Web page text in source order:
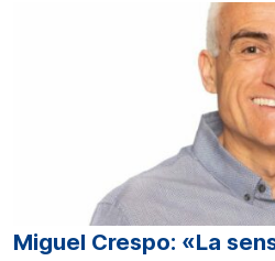
Miguel Crespo: «La